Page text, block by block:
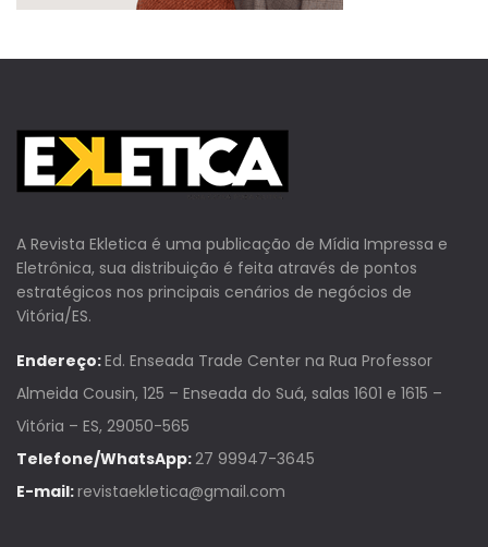
A Revista Ekletica é uma publicação de Mídia Impressa e
Eletrônica, sua distribuição é feita através de pontos
estratégicos nos principais cenários de negócios de
Vitória/ES.
Endereço:Ed. Enseada Trade Center na Rua Professor
Almeida Cousin, 125 – Enseada do Suá, salas 1601 e 1615 –
Vitória – ES, 29050-565
Telefone/WhatsApp:27 99947-3645
E-mail:revistaekletica@gmail.com